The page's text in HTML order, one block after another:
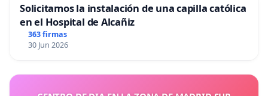
Solicitamos la instalación de una capilla católica
en el Hospital de Alcañiz
363 firmas
30 Jun 2026